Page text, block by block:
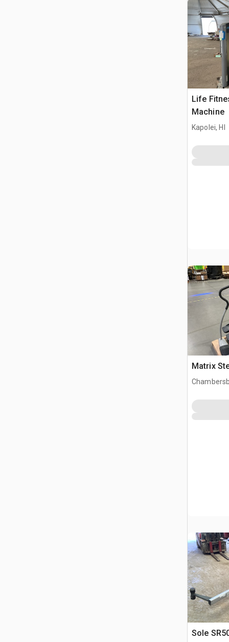
Life
Machine
Kapolei, HI
Matrix
Sole